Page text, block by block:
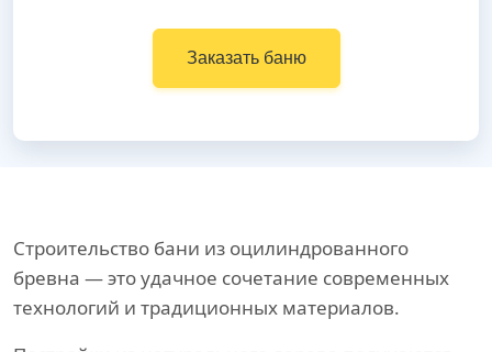
Заказать баню
Строительство бани из оцилиндрованного
бревна — это удачное сочетание современных
технологий и традиционных материалов.